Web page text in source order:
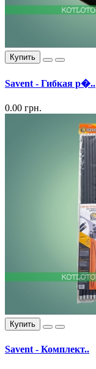
Купить
Savent - Гибкая р�..
0.00 грн.
Купить
Savent - Комплект..